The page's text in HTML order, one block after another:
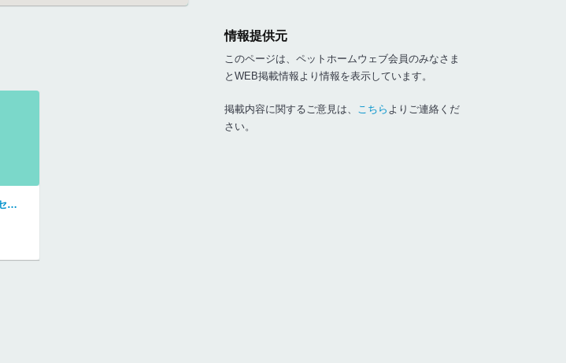
アクアショップポセイドン
情報提供元
このページは、ペットホームウェブ会員のみなさま
とWEB掲載情報より情報を表示しています。
掲載内容に関するご意見は、 こちら よりご連絡くだ
さい。